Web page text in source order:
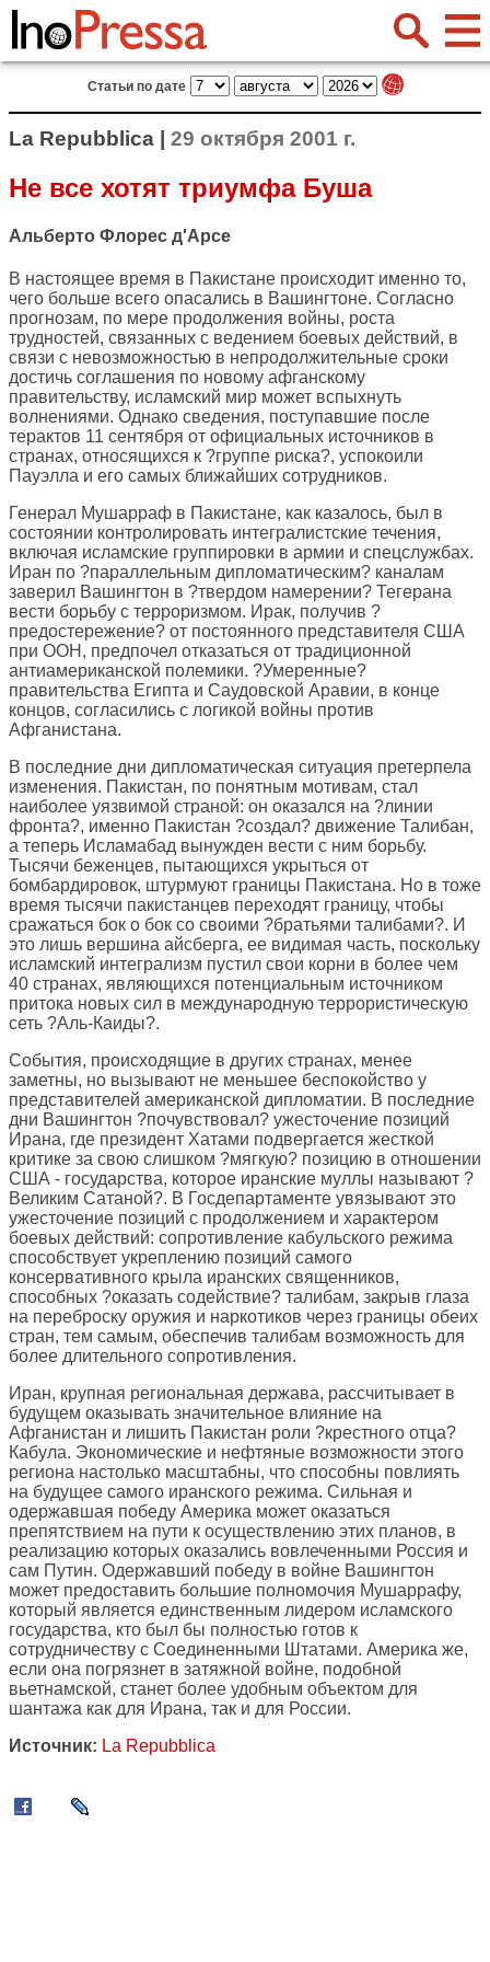
Статьи по дате
La Repubblica | 29 октября 2001 г.
Не все хотят триумфа Буша
Альберто Флорес д'Арсе
В настоящее время в Пакистане происходит именно то,
чего больше всего опасались в Вашингтоне. Согласно
прогнозам, по мере продолжения войны, роста
трудностей, связанных с ведением боевых действий, в
связи с невозможностью в непродолжительные сроки
достичь соглашения по новому афганскому
правительству, исламский мир может вспыхнуть
волнениями. Однако сведения, поступавшие после
терактов 11 сентября от официальных источников в
странах, относящихся к ?группе риска?, успокоили
Пауэлла и его самых ближайших сотрудников.
Генерал Мушарраф в Пакистане, как казалось, был в
состоянии контролировать интегралистские течения,
включая исламские группировки в армии и спецслужбах.
Иран по ?параллельным дипломатическим? каналам
заверил Вашингтон в ?твердом намерении? Тегерана
вести борьбу с терроризмом. Ирак, получив ?
предостережение? от постоянного представителя США
при ООН, предпочел отказаться от традиционной
антиамериканской полемики. ?Умеренные?
правительства Египта и Саудовской Аравии, в конце
концов, согласились с логикой войны против
Афганистана.
В последние дни дипломатическая ситуация претерпела
изменения. Пакистан, по понятным мотивам, стал
наиболее уязвимой страной: он оказался на ?линии
фронта?, именно Пакистан ?создал? движение Талибан,
а теперь Исламабад вынужден вести с ним борьбу.
Тысячи беженцев, пытающихся укрыться от
бомбардировок, штурмуют границы Пакистана. Но в тоже
время тысячи пакистанцев переходят границу, чтобы
сражаться бок о бок со своими ?братьями талибами?. И
это лишь вершина айсберга, ее видимая часть, поскольку
исламский интегрализм пустил свои корни в более чем
40 странах, являющихся потенциальным источником
притока новых сил в международную террористическую
сеть ?Аль-Каиды?.
События, происходящие в других странах, менее
заметны, но вызывают не меньшее беспокойство у
представителей американской дипломатии. В последние
дни Вашингтон ?почувствовал? ужесточение позиций
Ирана, где президент Хатами подвергается жесткой
критике за свою слишком ?мягкую? позицию в отношении
США - государства, которое иранские муллы называют ?
Великим Сатаной?. В Госдепартаменте увязывают это
ужесточение позиций с продолжением и характером
боевых действий: сопротивление кабульского режима
способствует укреплению позиций самого
консервативного крыла иранских священников,
способных ?оказать содействие? талибам, закрыв глаза
на переброску оружия и наркотиков через границы обеих
стран, тем самым, обеспечив талибам возможность для
более длительного сопротивления.
Иран, крупная региональная держава, рассчитывает в
будущем оказывать значительное влияние на
Афганистан и лишить Пакистан роли ?крестного отца?
Кабула. Экономические и нефтяные возможности этого
региона настолько масштабны, что способны повлиять
на будущее самого иранского режима. Сильная и
одержавшая победу Америка может оказаться
препятствием на пути к осуществлению этих планов, в
реализацию которых оказались вовлеченными Россия и
сам Путин. Одержавший победу в войне Вашингтон
может предоставить большие полномочия Мушаррафу,
который является единственным лидером исламского
государства, кто был бы полностью готов к
сотрудничеству с Соединенными Штатами. Америка же,
если она погрязнет в затяжной войне, подобной
вьетнамской, станет более удобным объектом для
шантажа как для Ирана, так и для России.
Источник: La Repubblica